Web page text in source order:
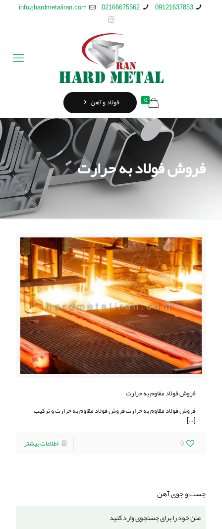
09121637853
02166675562
info@hardmetaliran.com
0 فولاد و آهن
فروش فولاد به حرارت
فروش فولاد مقاوم به حرارت
فروش فولاد مقاوم به حرارت فروش فولاد مقاوم به حرارت و ترکیب
[…]
0
اطلاعات بیشتر
جست و جوی آهن